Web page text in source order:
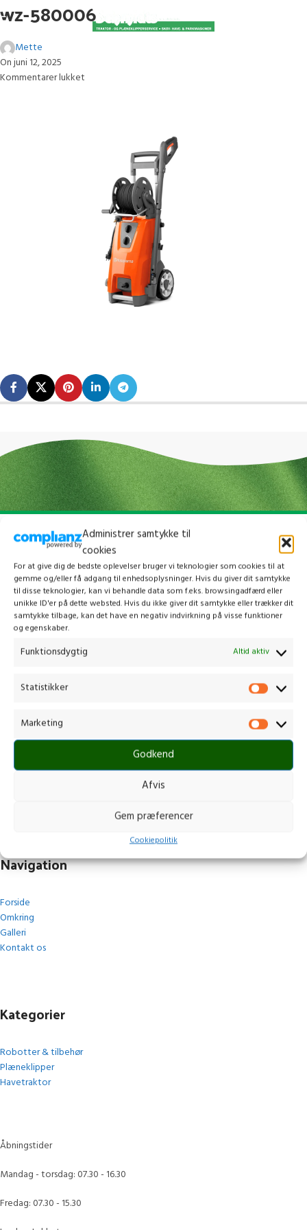
Administrer samtykke til
cookies
For at give dig de bedste oplevelser bruger vi teknologier som cookies til at
gemme og/eller få adgang til enhedsoplysninger. Hvis du giver dit samtykke
til disse teknologier, kan vi behandle data som f.eks. browsingadfærd eller
unikke ID'er på dette websted. Hvis du ikke giver dit samtykke eller trækker dit
samtykke tilbage, kan det have en negativ indvirkning på visse funktioner
og egenskaber.
Funktionsdygtig Altid aktiv
Statistikker
Marketing
Godkend
Afvis
Gem præferencer
Cookiepolitik
wz-580006
Mette
On juni 12, 2025
Kommentarer lukket
Gammelmark 1, 6630 Rødding
post@stops.dk
Navigation
Forside
Omkring
Galleri
Kontakt os
Kategorier
Robotter & tilbehør
Plæneklipper
Havetraktor
Åbningstider
Mandag - torsdag: 07.30 - 16.30
Fredag: 07.30 - 15.30